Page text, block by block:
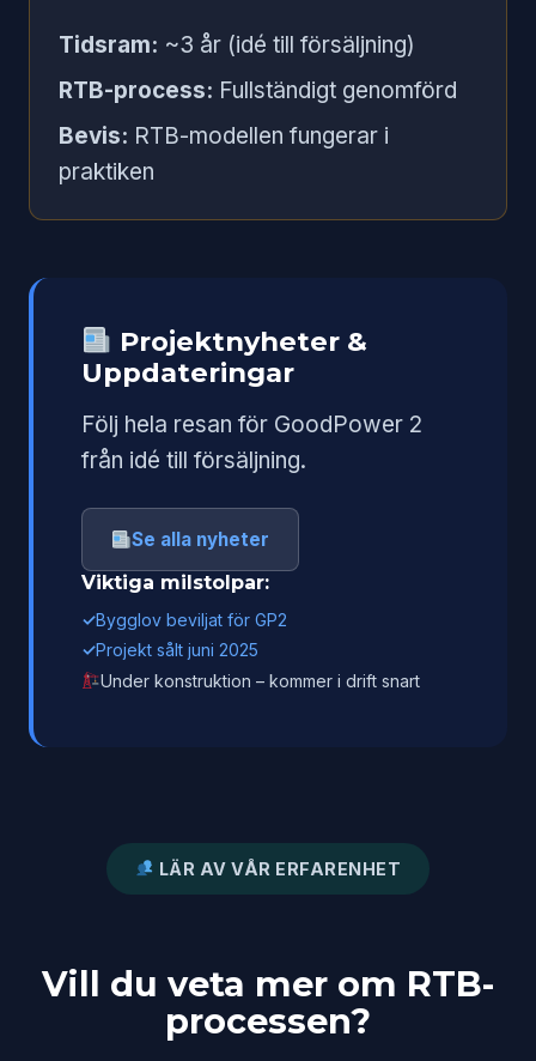
Tidsram: ~3 år (idé till försäljning)
RTB-process: Fullständigt genomförd
Bevis: RTB-modellen fungerar i
praktiken
Projektnyheter &
Uppdateringar
Följ hela resan för GoodPower 2
från idé till försäljning.
Se alla nyheter
Viktiga milstolpar:
✓Bygglov beviljat för GP2
✓Projekt sålt juni 2025
Under konstruktion – kommer i drift snart
LÄR AV VÅR ERFARENHET
Vill du veta mer om RTB-
processen?